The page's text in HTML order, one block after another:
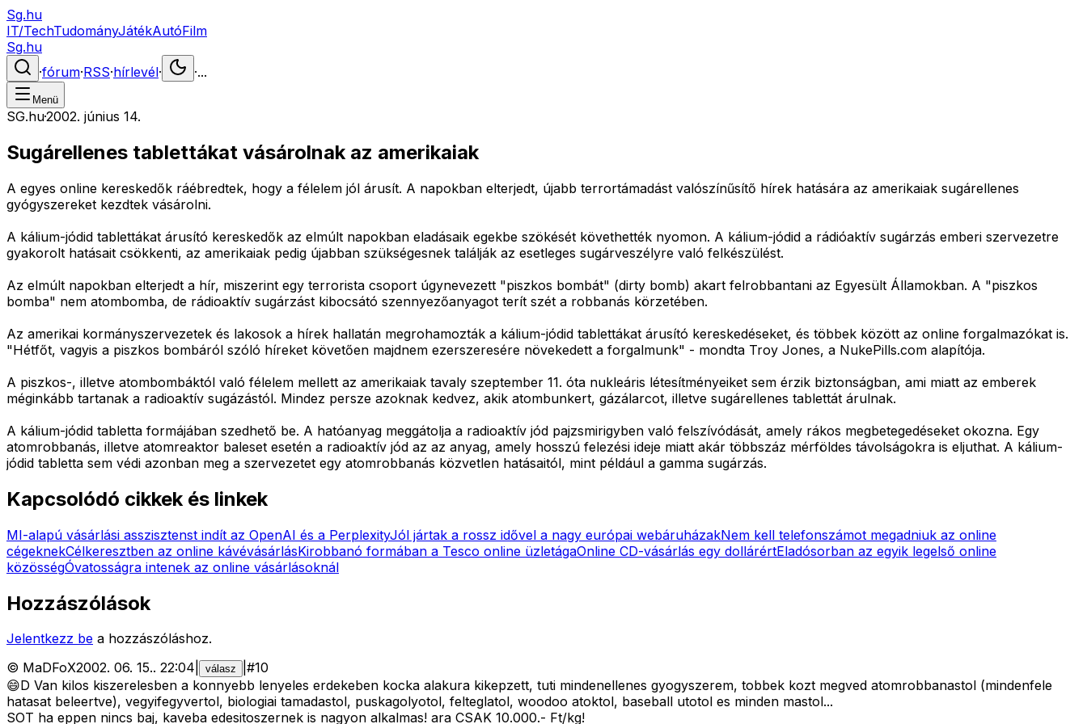
Sg.hu
IT/TechTudományJátékAutóFilm
Sg.hu
·fórum·RSS·hírlevél· ·...
Menü
SG.hu·2002. június 14.
Sugárellenes tablettákat vásárolnak az amerikaiak
A egyes online kereskedők ráébredtek, hogy a félelem jól árusít. A napokban elterjedt, újabb terrortámadást valószínűsítő hírek hatására az amerikaiak sugárellenes
gyógyszereket kezdtek vásárolni.
A kálium-jódid tablettákat árusító kereskedők az elmúlt napokban eladásaik egekbe szökését követhették nyomon. A kálium-jódid a rádióaktív sugárzás emberi szervezetre
gyakorolt hatásait csökkenti, az amerikaiak pedig újabban szükségesnek találják az esetleges sugárveszélyre való felkészülést.
Az elmúlt napokban elterjedt a hír, miszerint egy terrorista csoport úgynevezett "piszkos bombát" (dirty bomb) akart felrobbantani az Egyesült Államokban. A "piszkos
bomba" nem atombomba, de rádioaktív sugárzást kibocsátó szennyezőanyagot terít szét a robbanás körzetében.
Az amerikai kormányszervezetek és lakosok a hírek hallatán megrohamozták a kálium-jódid tablettákat árusító kereskedéseket, és többek között az online forgalmazókat is.
"Hétfőt, vagyis a piszkos bombáról szóló híreket követően majdnem ezerszeresére növekedett a forgalmunk" - mondta Troy Jones, a NukePills.com alapítója.
A piszkos-, illetve atombombáktól való félelem mellett az amerikaiak tavaly szeptember 11. óta nukleáris létesítményeiket sem érzik biztonságban, ami miatt az emberek
méginkább tartanak a radioaktív sugázástól. Mindez persze azoknak kedvez, akik atombunkert, gázálarcot, illetve sugárellenes tablettát árulnak.
A kálium-jódid tabletta formájában szedhető be. A hatóanyag meggátolja a radioaktív jód pajzsmirigyben való felszívódását, amely rákos megbetegedéseket okozna. Egy
atomrobbanás, illetve atomreaktor baleset esetén a radioaktív jód az az anyag, amely hosszú felezési ideje miatt akár többszáz mérföldes távolságokra is eljuthat. A kálium-
jódid tabletta sem védi azonban meg a szervezetet egy atomrobbanás közvetlen hatásaitól, mint például a gamma sugárzás.
Kapcsolódó cikkek és linkek
MI-alapú vásárlási asszisztenst indít az OpenAI és a PerplexityJól jártak a rossz idővel a nagy európai webáruházakNem kell telefonszámot megadniuk az online
cégeknekCélkeresztben az online kávévásárlásKirobbanó formában a Tesco online üzletágaOnline CD-vásárlás egy dollárértEladósorban az egyik legelső online
közösségÓvatosságra intenek az online vásárlásoknál
Hozzászólások
Jelentkezz be a hozzászóláshoz.
© MaDFoX2002. 06. 15.. 22:04 válasz #10
😄D Van kilos kiszerelesben a konnyebb lenyeles erdekeben kocka alakura kikepzett, tuti mindenellenes gyogyszerem, tobbek kozt megved atomrobbanastol (mindenfele
hatasat beleertve), vegyifegyvertol, biologiai tamadastol, puskagolyotol, felteglatol, woodoo atoktol, baseball utotol es minden mastol...
SOT ha eppen nincs baj, kaveba edesitoszernek is nagyon alkalmas! ara CSAK 10.000.- Ft/kg!